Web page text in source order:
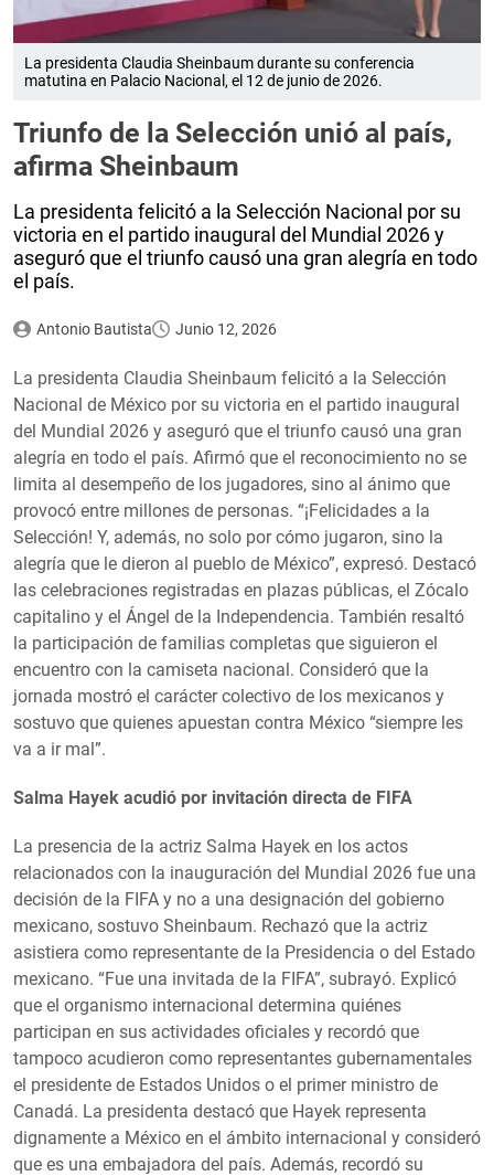
La presidenta Claudia Sheinbaum durante su conferencia
matutina en Palacio Nacional, el 12 de junio de 2026.
Triunfo de la Selección unió al país,
afirma Sheinbaum
La presidenta felicitó a la Selección Nacional por su
victoria en el partido inaugural del Mundial 2026 y
aseguró que el triunfo causó una gran alegría en todo
el país.
Antonio Bautista Junio 12, 2026
La presidenta Claudia Sheinbaum felicitó a la Selección
Nacional de México por su victoria en el partido inaugural
del Mundial 2026 y aseguró que el triunfo causó una gran
alegría en todo el país. Afirmó que el reconocimiento no se
limita al desempeño de los jugadores, sino al ánimo que
provocó entre millones de personas. “¡Felicidades a la
Selección! Y, además, no solo por cómo jugaron, sino la
alegría que le dieron al pueblo de México”, expresó. Destacó
las celebraciones registradas en plazas públicas, el Zócalo
capitalino y el Ángel de la Independencia. También resaltó
la participación de familias completas que siguieron el
encuentro con la camiseta nacional. Consideró que la
jornada mostró el carácter colectivo de los mexicanos y
sostuvo que quienes apuestan contra México “siempre les
va a ir mal”.
Salma Hayek acudió por invitación directa de FIFA
La presencia de la actriz Salma Hayek en los actos
relacionados con la inauguración del Mundial 2026 fue una
decisión de la FIFA y no a una designación del gobierno
mexicano, sostuvo Sheinbaum. Rechazó que la actriz
asistiera como representante de la Presidencia o del Estado
mexicano. “Fue una invitada de la FIFA”, subrayó. Explicó
que el organismo internacional determina quiénes
participan en sus actividades oficiales y recordó que
tampoco acudieron como representantes gubernamentales
el presidente de Estados Unidos o el primer ministro de
Canadá. La presidenta destacó que Hayek representa
dignamente a México en el ámbito internacional y consideró
que es una embajadora del país. Además, recordó su